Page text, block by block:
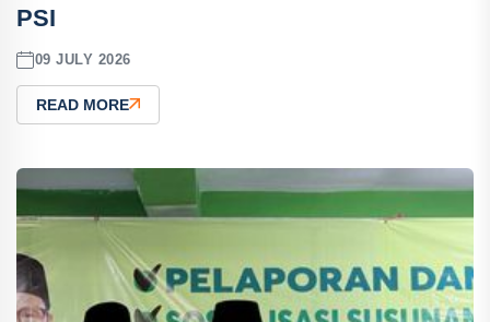
PSI
09 JULY 2026
READ MORE